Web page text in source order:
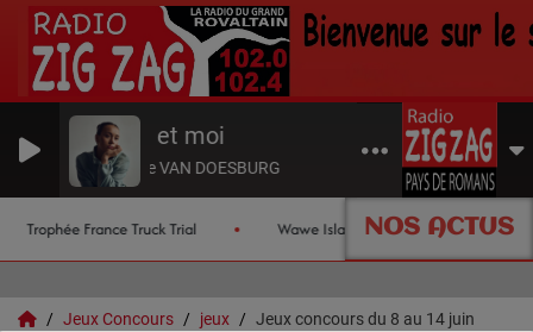
Minuit et moi
Catherine VAN DOESBURG
NOS ACTUS
Trophée France Truck Trial Wawe Island Les
Jeux Concours jeux Jeux concours du 8 au 14 juin